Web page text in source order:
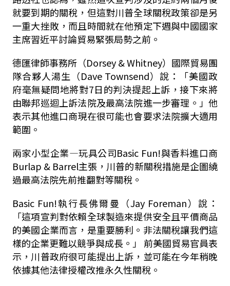
就要到期的關稅，但這對川普全球關稅政策卻是另
一重大挫敗，而且時間就在他預定下週與中國國家
主席習近平討論貿易緊張局勢之前。
德匯律師事務所（Dorsey & Whitney）國際貿易團
隊合夥人湯生（Dave Townsend）說：「美國政
府毫無疑問地將對7日的判決提起上訴，接下來將
由聯邦巡迴上訴法院及最高法院進一步審理。」他
表示其他進口商現在很可能也會要求法院擴大適用
範圍。
兩家小型企業—玩具公司Basic Fun!與香料進口商
Burlap & Barrel主張，川普的新關稅措施是企圖繞
過最高法院先前推翻對等關稅。
Basic Fun!執行長佛爾曼（Jay Foreman）說：
「這項宣判對依賴全球製造來提供安全且平價商品
的美國企業而言，是重要勝利。非法關稅讓我們這
樣的企業更難以競爭與成長。」 前美國貿易官員表
示，川普政府很可能提出上訴，並可能在今年稍晚
依據其他法律授權改推永久性關稅。